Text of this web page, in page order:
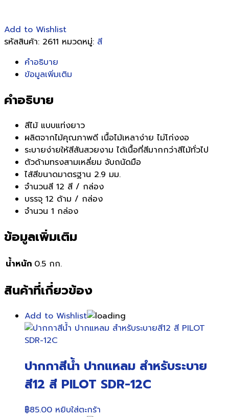
Add to Wishlist
รหัสสินค้า: 2611 หมวดหมู่: สี
คำอธิบาย
ข้อมูลเพิ่มเติม
คำอธิบาย
สีไม้ แบบแท่งยาว
ผลิตจากไม้คุณภาพดี เนื้อไม้เหลาง่าย ไม่โก่งงอ
ระบายง่ายให้สีสันสวยงาม ได้เนื้อที่สีมากกว่าสีไม้ทั่วไป
ตัวด้ามทรงสามเหลี่ยม จับถนัดมือ
ไส้สีขนาดมาตรฐาน 2.9 มม.
จำนวนสี 12 สี / กล่อง
บรรจุ 12 ด้าม / กล่อง
จำนวน 1 กล่อง
ข้อมูลเพิ่มเติม
น้ำหนัก 0.5 กก.
สินค้าที่เกี่ยวข้อง
Add to Wishlist
ปากกาสีน้ำ ปากแหลม สำหรับระบาย
สี12 สี PILOT SDR-12C
฿85.00 หยิบใส่ตะกร้า